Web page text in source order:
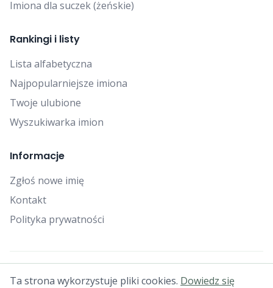
Imiona dla suczek (żeńskie)
Rankingi i listy
Lista alfabetyczna
Najpopularniejsze imiona
Twoje ulubione
Wyszukiwarka imion
Informacje
Zgłoś nowe imię
Kontakt
Polityka prywatności
© 2025 Falcon Bytes. Wszelkie prawa zastrzeżone.
Ta strona wykorzystuje pliki cookies. Dowiedz się